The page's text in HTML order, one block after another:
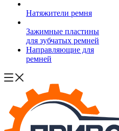
Натяжители ремня
Зажимные пластины
для зубчатых ремней
Направляющие для
ремней